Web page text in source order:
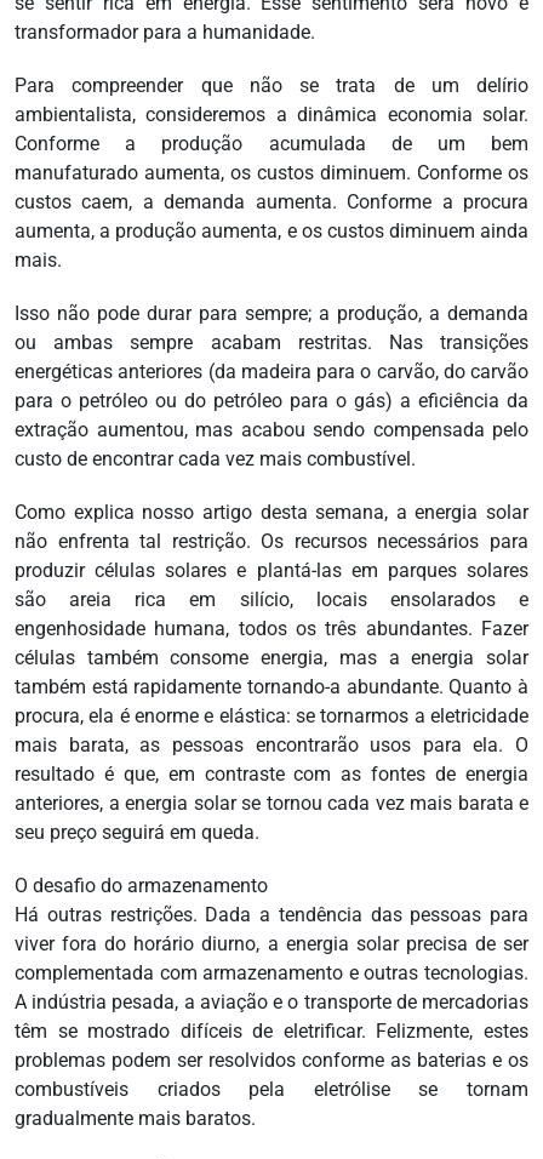
transformador para a humanidade.
Para compreender que não se trata de um delírio
ambientalista, consideremos a dinâmica economia solar.
Conforme a produção acumulada de um bem
manufaturado aumenta, os custos diminuem. Conforme os
custos caem, a demanda aumenta. Conforme a procura
aumenta, a produção aumenta, e os custos diminuem ainda
mais.
Isso não pode durar para sempre; a produção, a demanda
ou ambas sempre acabam restritas. Nas transições
energéticas anteriores (da madeira para o carvão, do carvão
para o petróleo ou do petróleo para o gás) a eficiência da
extração aumentou, mas acabou sendo compensada pelo
custo de encontrar cada vez mais combustível.
Como explica nosso artigo desta semana, a energia solar
não enfrenta tal restrição. Os recursos necessários para
produzir células solares e plantá-las em parques solares
são areia rica em silício, locais ensolarados e
engenhosidade humana, todos os três abundantes. Fazer
células também consome energia, mas a energia solar
também está rapidamente tornando-a abundante. Quanto à
procura, ela é enorme e elástica: se tornarmos a eletricidade
mais barata, as pessoas encontrarão usos para ela. O
resultado é que, em contraste com as fontes de energia
anteriores, a energia solar se tornou cada vez mais barata e
seu preço seguirá em queda.
O desafio do armazenamento
Há outras restrições. Dada a tendência das pessoas para
viver fora do horário diurno, a energia solar precisa de ser
complementada com armazenamento e outras tecnologias.
A indústria pesada, a aviação e o transporte de mercadorias
têm se mostrado difíceis de eletrificar. Felizmente, estes
problemas podem ser resolvidos conforme as baterias e os
combustíveis criados pela eletrólise se tornam
gradualmente mais baratos.